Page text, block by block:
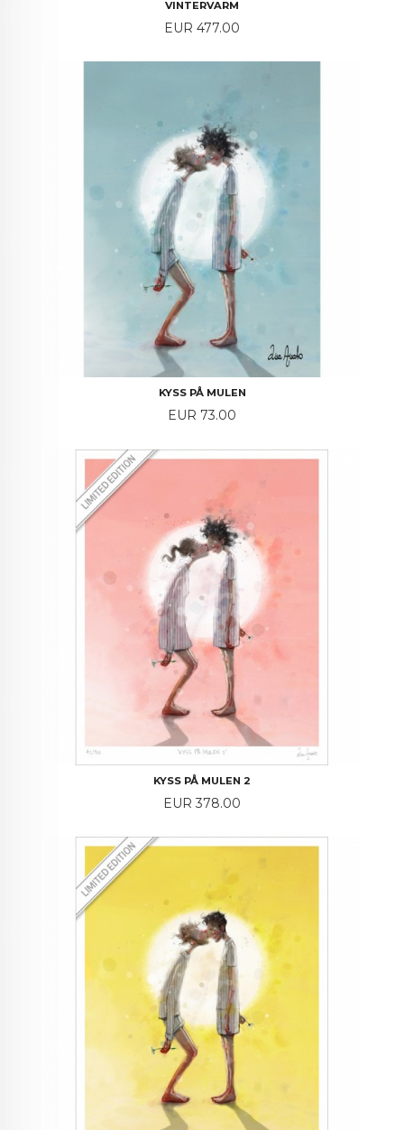
VINTERVARM
Price
EUR 477.00
KYSS PÅ MULEN
Price
EUR 73.00
KYSS PÅ MULEN 2
Price
EUR 378.00